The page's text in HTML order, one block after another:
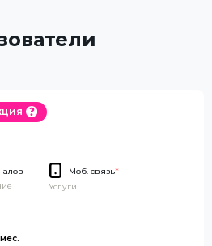
Моб. связь*
Услуги